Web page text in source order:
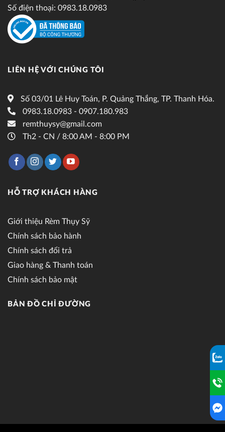
Số điện thoại: 0983.18.0983
LIÊN HỆ VỚI CHÚNG TÔI
Số 03/01 Lê Huy Toán, P. Quảng Thắng, TP. Thanh Hóa.
0983.18.0983 - 0907.180.983
remthuysy@gmail.com
Th2 - CN / 8:00 AM - 8:00 PM
HỖ TRỢ KHÁCH HÀNG
Giới thiệu Rèm Thụy Sỹ
Chính sách bảo hành
Chính sách đổi trả
Giao hàng & Thanh toán
Chính sách bảo mật
BẢN ĐỒ CHỈ ĐƯỜNG